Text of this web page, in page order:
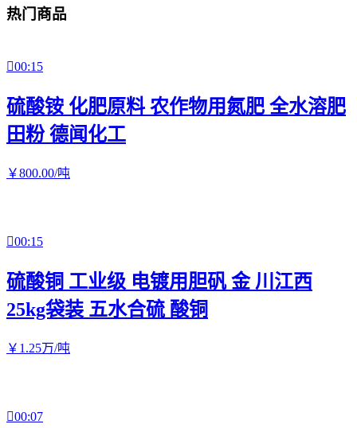
热门商品
00:15
硫酸铵 化肥原料 农作物用氮肥 全水溶肥
田粉 德闻化工
￥800.00/吨
00:15
硫酸铜 工业级 电镀用胆矾 金 川江西
25kg袋装 五水合硫 酸铜
￥ 1 .25万/吨
00:07